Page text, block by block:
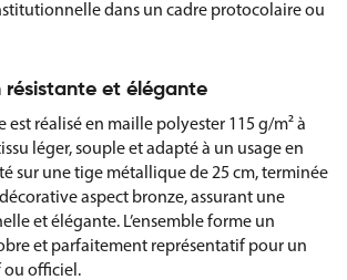
dans un cadre protocolaire ou
résistante et élégante
est réalisé en maille polyester 115 g/m² à
léger, souple et adapté à un usage en
sur une tige métallique de 25 cm, terminée
aspect bronze, assurant une
et élégante. L’ensemble forme un
et parfaitement représentatif pour un
ou officiel.